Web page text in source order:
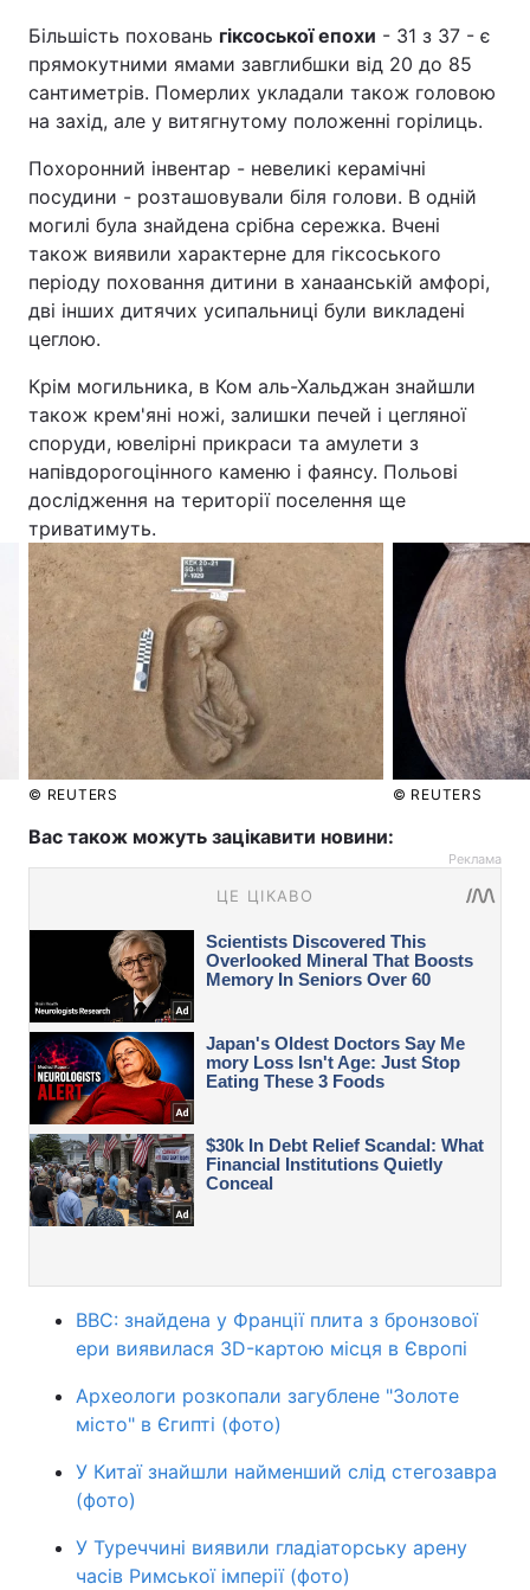
Більшість поховань гіксоської епохи - 31 з 37 - є
прямокутними ямами завглибшки від 20 до 85
сантиметрів. Померлих укладали також головою
на захід, але у витягнутому положенні горілиць.
Похоронний інвентар - невеликі керамічні
посудини - розташовували біля голови. В одній
могилі була знайдена срібна сережка. Вчені
також виявили характерне для гіксоського
періоду поховання дитини в ханаанській амфорі,
дві інших дитячих усипальниці були викладені
цеглою.
Крім могильника, в Ком аль-Хальджан знайшли
також крем'яні ножі, залишки печей і цегляної
споруди, ювелірні прикраси та амулети з
напівдорогоцінного каменю і фаянсу. Польові
дослідження на території поселення ще
триватимуть.
© REUTERS © REUTERS
Вас також можуть зацікавити новини:
Реклама
BBC: знайдена у Франції плита з бронзової
ери виявилася 3D-картою місця в Європі
Археологи розкопали загублене "Золоте
місто" в Єгипті (фото)
У Китаї знайшли найменший слід стегозавра
(фото)
У Туреччині виявили гладіаторську арену
часів Римської імперії (фото)